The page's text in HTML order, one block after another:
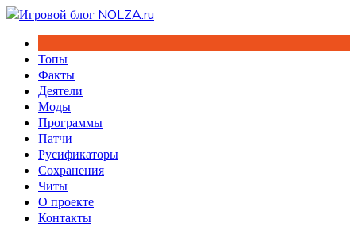
Перейти
содержимому
Топы
Факты
Деятели
Моды
Программы
Патчи
Русификаторы
Сохранения
Читы
О проекте
Контакты